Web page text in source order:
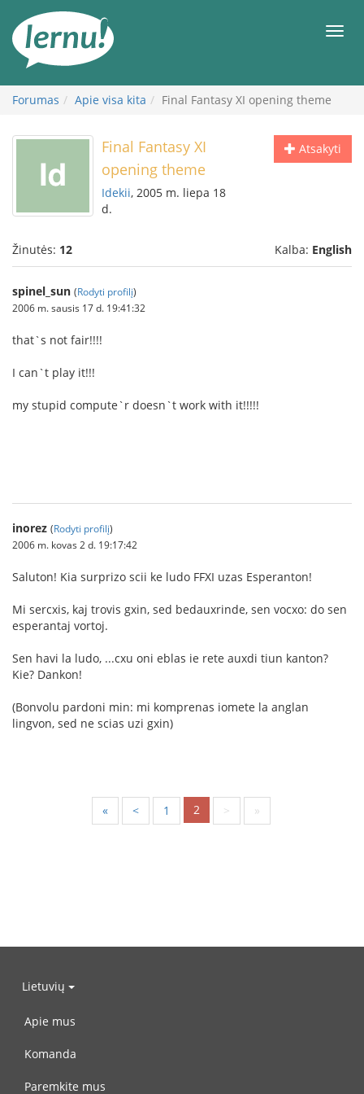
turinį
Forumas Apie visa kita Final Fantasy XI opening theme
Atsakyti
Final Fantasy XI
opening theme
Idekii, 2005 m. liepa 18
d.
Žinutės: 12 Kalba: English
spinel_sun (Rodyti profilį)
2006 m. sausis 17 d. 19:41:32
that`s not fair!!!!
I can`t play it!!!
my stupid compute`r doesn`t work with it!!!!!
inorez (Rodyti profilį)
2006 m. kovas 2 d. 19:17:42
Saluton! Kia surprizo scii ke ludo FFXI uzas Esperanton!
Mi sercxis, kaj trovis gxin, sed bedauxrinde, sen vocxo: do sen
esperantaj vortoj.
Sen havi la ludo, ...cxu oni eblas ie rete auxdi tiun kanton?
Kie? Dankon!
(Bonvolu pardoni min: mi komprenas iomete la anglan
lingvon, sed ne scias uzi gxin)
« < 1 2 > »
Lietuvių
Apie mus
Komanda
Paremkite mus